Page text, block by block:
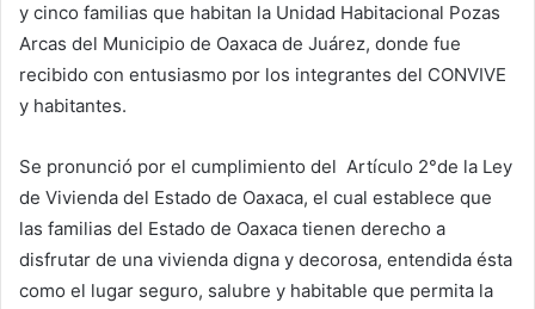
y cinco familias que habitan la Unidad Habitacional Pozas
Arcas del Municipio de Oaxaca de Juárez, donde fue
recibido con entusiasmo por los integrantes del CONVIVE
y habitantes.
Se pronunció por el cumplimiento del Artículo 2°de la Ley
de Vivienda del Estado de Oaxaca, el cual establece que
las familias del Estado de Oaxaca tienen derecho a
disfrutar de una vivienda digna y decorosa, entendida ésta
como el lugar seguro, salubre y habitable que permita la